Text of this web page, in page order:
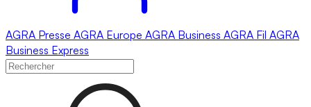
AGRA Presse AGRA Europe AGRA Business AGRA Fil AGRA
Business Express